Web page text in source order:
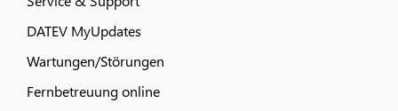
DATEV MyUpdates
Wartungen/Störungen
Fernbetreuung online